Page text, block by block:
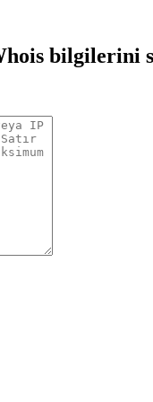
bilgilerini